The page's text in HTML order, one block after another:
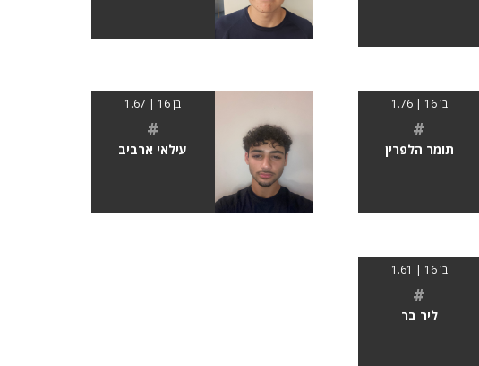
בן 16 | 1.76
#
תומר הלפרין
בן 16 | 1.67
#
עילאי ארביב
בן 16 | 1.61
#
ליר בר